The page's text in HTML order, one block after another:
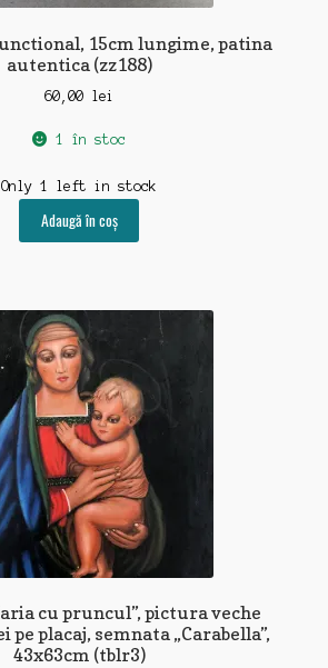
15cm lungime, patina
autentica (zz188)
60,00 lei
1 în stoc
Only 1 left in stock
Adaugă în coș
cu pruncul”, pictura veche
pe placaj, semnata „Carabella”,
43x63cm (tblr3)